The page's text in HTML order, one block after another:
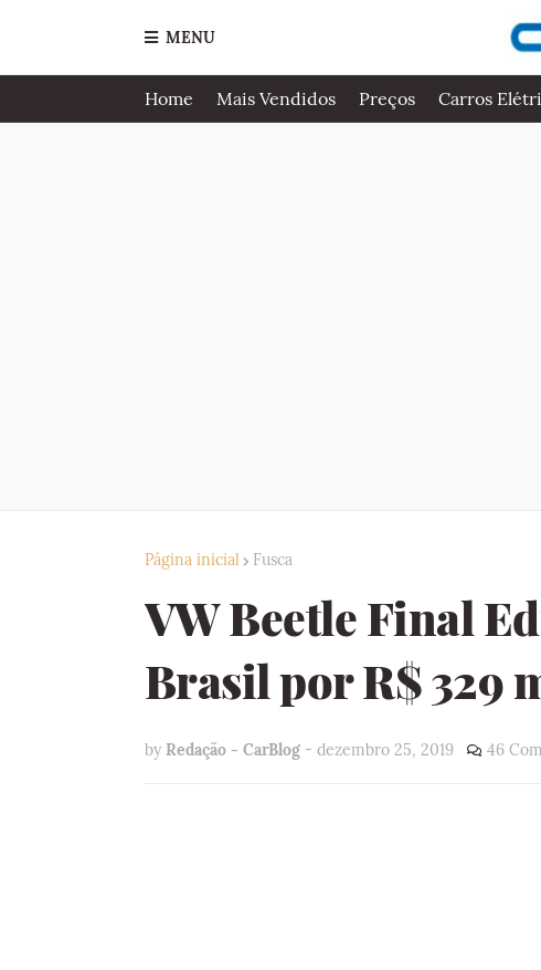
MENU
Home Mais Vendidos Preços Carros
Página inicial Fusca
VW Beetle Final
Brasil por R$ 329
by Redação - CarBlog - dezembro 25, 2019 46